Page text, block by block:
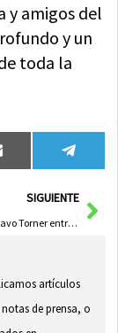
y amigos del
y un
toda la
Compartir
en
Email
en
SIGUIENTE
Despedida a Gustavo Torner entre Luces de la Catedral de Cuenca
artículos
de prensa, o